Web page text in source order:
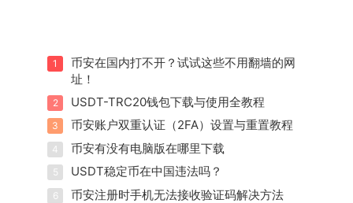
1
币安在国内打不开？试试这些不用翻墙的网
址！
2 USDT-TRC20钱包下载与使用全教程
3 币安账户双重认证（2FA）设置与重置教程
4 币安有没有电脑版在哪里下载
5 USDT稳定币在中国违法吗？
6 币安注册时手机无法接收验证码解决方法